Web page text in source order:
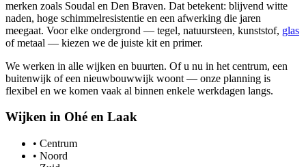
merken zoals Soudal en Den Braven. Dat betekent: blijvend witte
naden, hoge schimmelresistentie en een afwerking die jaren
meegaat. Voor elke ondergrond — tegel, natuursteen, kunststof, glas
of metaal — kiezen we de juiste kit en primer.
We werken in alle wijken en buurten. Of u nu in het centrum, een
buitenwijk of een nieuwbouwwijk woont — onze planning is
flexibel en we komen vaak al binnen enkele werkdagen langs.
Wijken in Ohé en Laak
• Centrum
• Noord